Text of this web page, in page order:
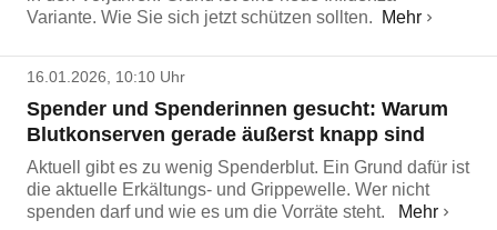
Variante. Wie Sie sich jetzt schützen sollten.
Mehr
16.01.2026, 10:10 Uhr
Spender und Spenderinnen gesucht: Warum
Blutkonserven gerade äußerst knapp sind
Aktuell gibt es zu wenig Spenderblut. Ein Grund dafür ist
die aktuelle Erkältungs- und Grippewelle. Wer nicht
spenden darf und wie es um die Vorräte steht.
Mehr